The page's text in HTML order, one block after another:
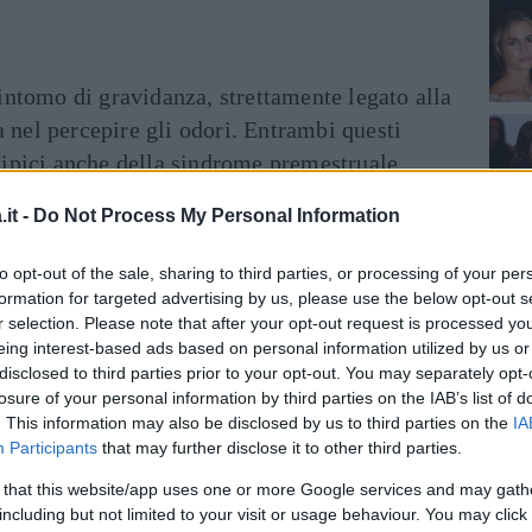
- Do Not Process My Personal Information
opt-out of the sale, sharing to third parties, or processing of your
for targeted advertising by us, please use the below opt-out
selection. Please note that after your opt-out request is processed
interest-based ads based on personal information utilized by us
to third parties prior to your opt-out. You may separately
of your personal information by third parties on the IAB’s list of
This information may also be disclosed by us to third parties on the
Participants that may further disclose it to other third parties.
that this website/app uses one or more Google services and may
but not limited to your visit or usage behaviour. You may
di gravidanza, strettamente legato alla
nel percepire gli odori. Entrambi questi
anche della sindrome premestruale.
può essere sinonimo di gravidanza.
gonfiarsi prima delle mestruazioni, tuttavia
esagerato: infatti, a causa dello
dell’utero si ispessiscono.
e insonnia
l’addome a gonfiarsi, comportano
, dalla stitichezza alla diarrea. Ma i